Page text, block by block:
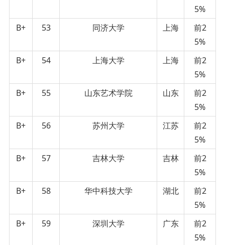
5%
B+
53 同济大学 上海
前2
5%
B+
54 上海大学 上海
前2
5%
B+
55 山东艺术学院 山东
前2
5%
B+
56 苏州大学 江苏
前2
5%
B+
57 吉林大学 吉林
前2
5%
B+
58 华中科技大学 湖北
前2
5%
B+
59 深圳大学 广东
前2
5%